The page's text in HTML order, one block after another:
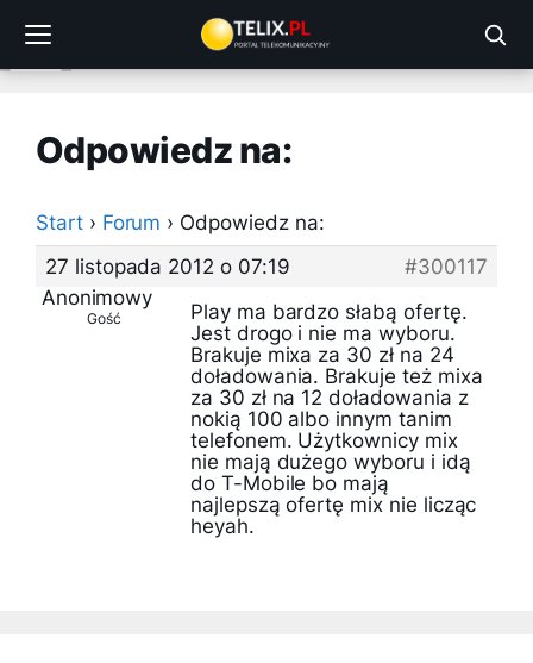
treści
Odpowiedz na:
Start › Forum › Odpowiedz na:
27 listopada 2012 o 07:19
#300117
Anonimowy
Gość
Play ma bardzo słabą ofertę.
Jest drogo i nie ma wyboru.
Brakuje mixa za 30 zł na 24
doładowania. Brakuje też mixa
za 30 zł na 12 doładowania z
nokią 100 albo innym tanim
telefonem. Użytkownicy mix
nie mają dużego wyboru i idą
do T-Mobile bo mają
najlepszą ofertę mix nie licząc
heyah.